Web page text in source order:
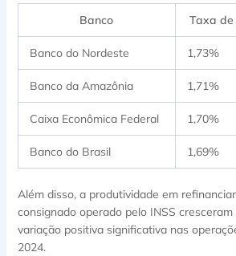
Banco Taxa de
Banco do Nordeste 1,73%
Banco da Amazônia 1,71%
Caixa Econômica Federal 1,70%
Banco do Brasil 1,69%
Além disso, a produtividade em
consignado operado pelo INSS
variação positiva significativa nas
2024.